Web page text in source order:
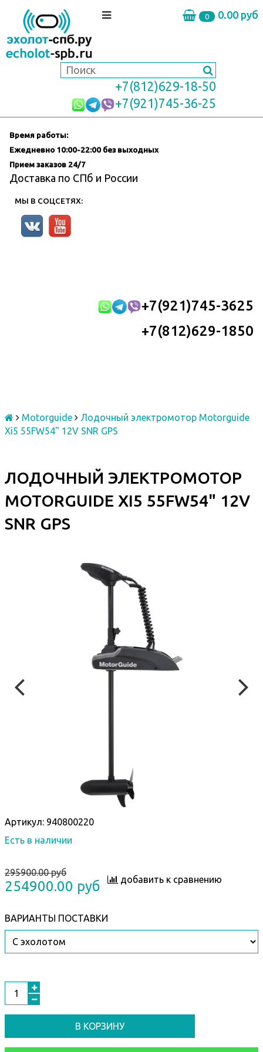
0 0.00 руб
+7(812)629-18-50
+7(921)745-36-25
Время работы:
Ежедневно 10:00-22:00 без выходных
Прием заказов 24/7
Доставка по СПб и России
МЫ В СОЦСЕТЯХ:
+7(921)745-3625
+7(812)629-1850
Motorguide
Лодочный электромотор Motorguide
Xi5 55FW54" 12V SNR GPS
ЛОДОЧНЫЙ ЭЛЕКТРОМОТОР
MOTORGUIDE XI5 55FW54" 12V
SNR GPS
Артикул: 940800220
Есть в наличии
295900.00 руб
254900.00 руб добавить к сравнению
ВАРИАНТЫ ПОСТАВКИ
В КОРЗИНУ